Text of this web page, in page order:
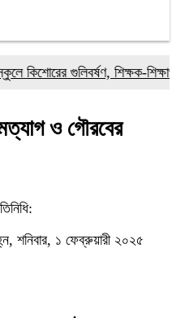
গুলিবর্ষণ, শিক্ষক-শিক্ষার্থীসহ
ও গৌরবের
শনিবার, ১ ফেব্রুয়ারী ২০২৫